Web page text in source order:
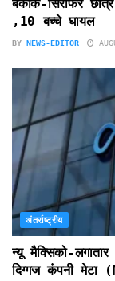
बैंकॉक-सिरफिरे
,10 बच्चे घायल
BY NEWS-EDITOR
अंतर्राष्ट्रीय
न्यू मैक्सिको-
दिग्गज कंपनी मेटा